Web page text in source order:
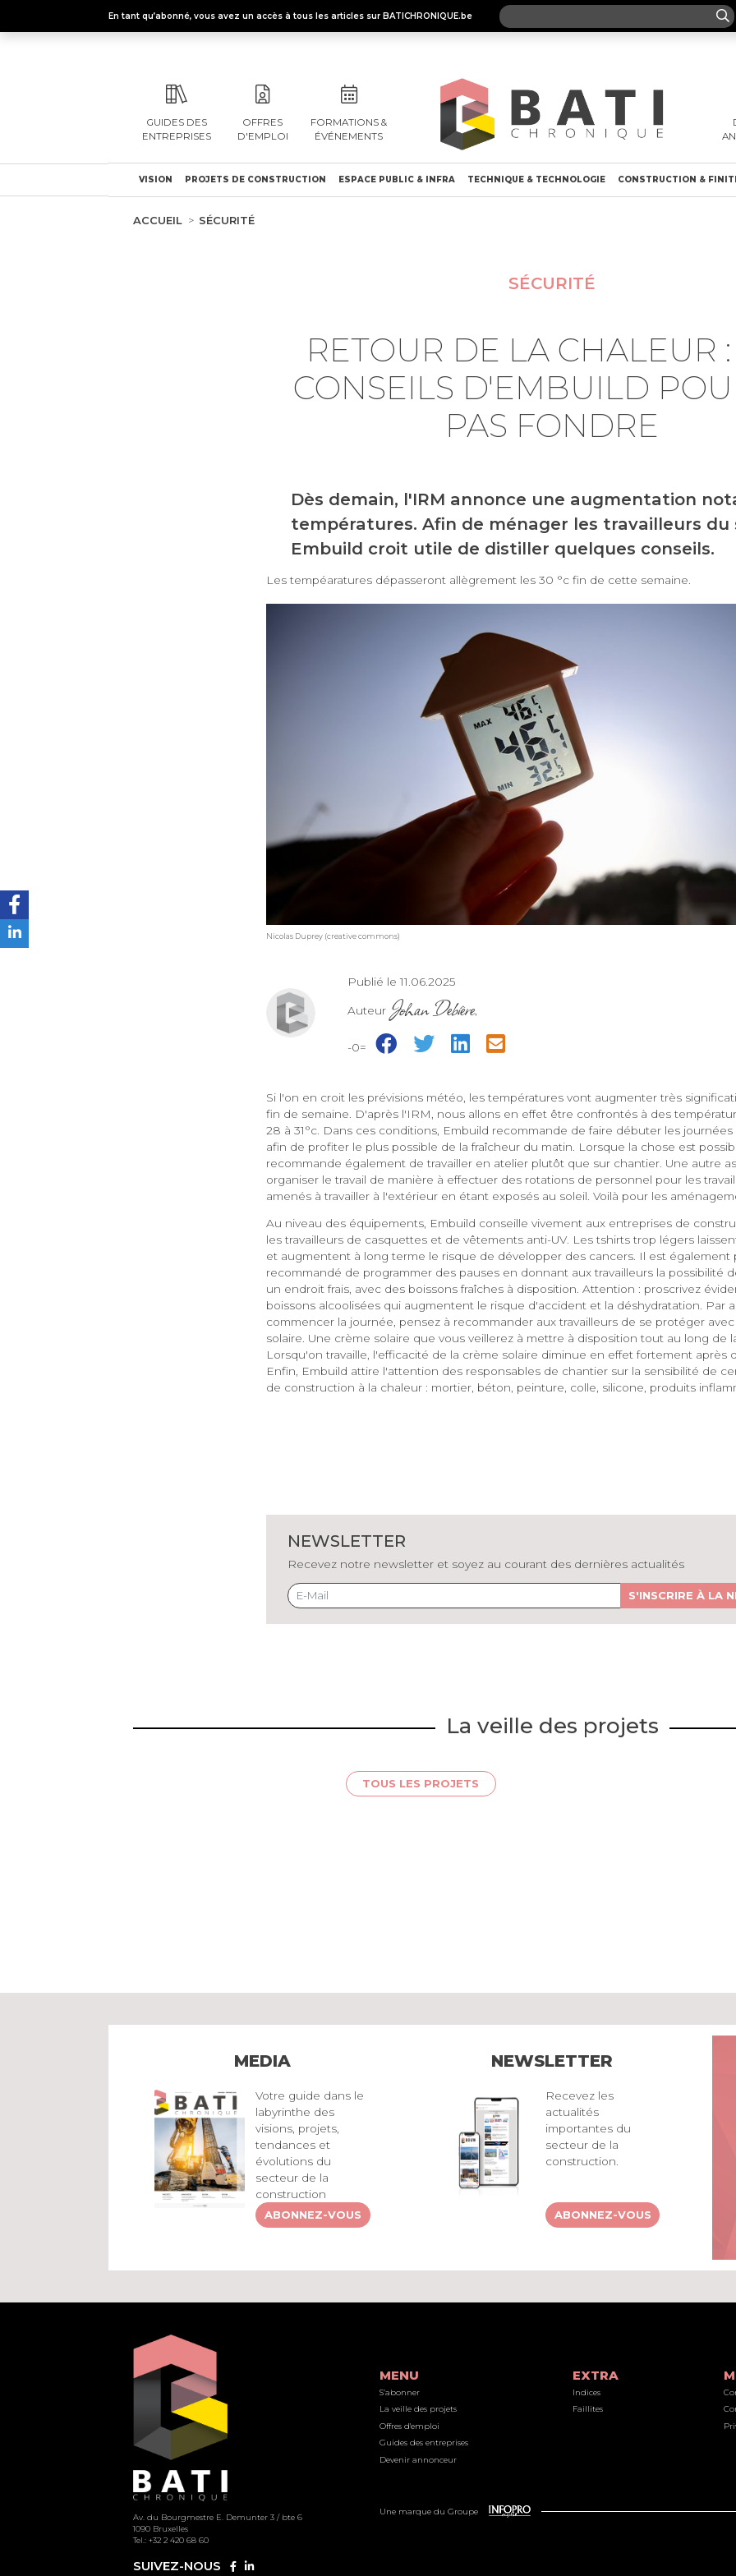
En tant qu’abonné, vous avez un accès à tous les articles sur BATICHRONIQUE.be
GUIDES DES
ENTREPRISES
OFFRES
D'EMPLOI
FORMATIONS &
ÉVÉNEMENTS
VISION PROJETS DE CONSTRUCTION ESPACE PUBLIC & INFRA TECHNIQUE & TECHNOLOGIE CONSTRUCTION &
ACCUEIL SÉCURITÉ
SÉCURITÉ
RETOUR DE LA CHALEUR :
CONSEILS D'EMBUILD
PAS FONDRE
Dès demain, l'IRM annonce une augmentation
températures. Afin de ménager les travailleurs du
Embuild croit utile de distiller quelques conseils.
Les tempéaratures dépasseront allègrement les 30 °c fin de cette semaine.
Nicolas Duprey (creative commons)
Publié le 11.06.2025
Auteur Johan Debière,
-0=
Si l'on en croit les prévisions météo, les températures vont augmenter très
fin de semaine. D'après l'IRM, nous allons en effet être confrontés à des
28 à 31°c. Dans ces conditions, Embuild recommande de faire débuter les
afin de profiter le plus possible de la fraîcheur du matin. Lorsque la chose est
recommande également de travailler en atelier plutôt que sur chantier. Une autre
organiser le travail de manière à effectuer des rotations de personnel pour les
amenés à travailler à l'extérieur en étant exposés au soleil. Voilà pour les
Au niveau des équipements, Embuild conseille vivement aux entreprises de
les travailleurs de casquettes et de vêtements anti-UV. Les tshirts trop légers
et augmentent à long terme le risque de développer des cancers. Il est également
recommandé de programmer des pauses en donnant aux travailleurs la possibilité
un endroit frais, avec des boissons fraîches à disposition. Attention : proscrivez
boissons alcoolisées qui augmentent le risque d'accident et la déshydratation. Par
commencer la journée, pensez à recommander aux travailleurs de se protéger
solaire. Une crème solaire que vous veillerez à mettre à disposition tout au long de
Lorsqu'on travaille, l'efficacité de la crème solaire diminue en effet fortement après
Enfin, Embuild attire l'attention des responsables de chantier sur la sensibilité de
de construction à la chaleur : mortier, béton, peinture, colle, silicone, produits
NEWSLETTER
Recevez notre newsletter et soyez au courant des dernières actualités
S'INSCRIRE À LA
La veille des projets
TOUS LES PROJETS
MEDIA
Votre guide dans le
labyrinthe des
visions, projets,
tendances et
évolutions du
secteur de la
construction
ABONNEZ-VOUS
NEWSLETTER
Recevez les
actualités
importantes du
secteur de la
construction.
ABONNEZ-VOUS
Av. du Bourgmestre E. Demunter 3 / bte 6
1090 Bruxelles
Tel.: +32 2 420 68 60
SUIVEZ-NOUS
MENU
S’abonner
La veille des projets
Offres d'emploi
Guides des entreprises
Devenir annonceur
EXTRA
Indices
Faillites
Une marque du Groupe